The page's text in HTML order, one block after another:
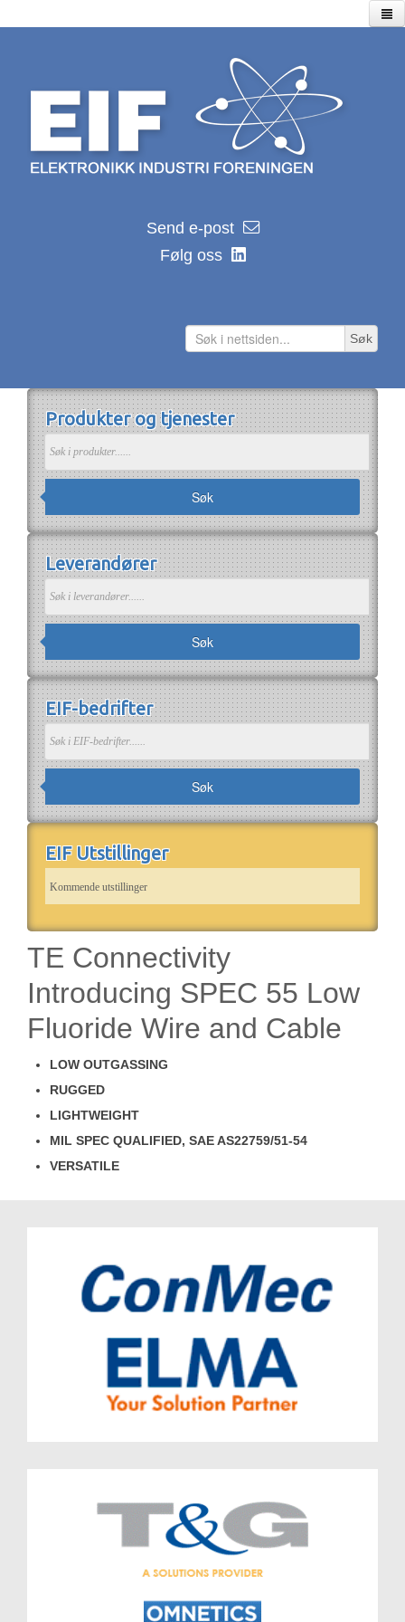
Seminarer/webinarer
Lagersalg
Tidsskrifter
Om EIF
Om EIF
Søk medlemskap
Jobb i bransjen
Send e-post
Følg oss
Søk
Produkter og tjenester
Søk
Leverandører
Søk
EIF-bedrifter
Søk
EIF Utstillinger
Kommende utstillinger
TE Connectivity
Introducing SPEC 55 Low
Fluoride Wire and Cable
LOW OUTGASSING
RUGGED
LIGHTWEIGHT
MIL SPEC QUALIFIED, SAE AS22759/51-54
VERSATILE